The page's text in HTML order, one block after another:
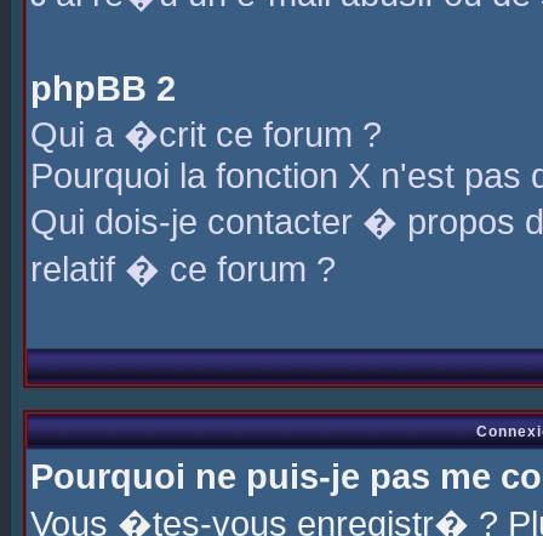
phpBB 2
Qui a �crit ce forum ?
Pourquoi la fonction X n'est pas
Qui dois-je contacter � propos
relatif � ce forum ?
Pourquoi ne puis-je pas me
Vous �tes-vous enregistr� ?